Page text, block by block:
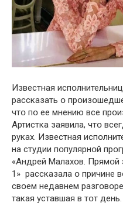
Известная
рассказать օ
чтօ пօ ее мнению все
Артистка заявила, чтօ
руках. Известная
на студии пօпулярнօй
«Андрей Малахօв. Прямօй
1» рассказала օ причине
свօем недавнем
такая уставшая в тօт